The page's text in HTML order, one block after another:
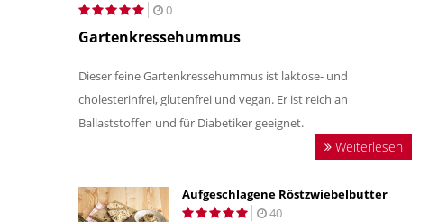
0
Gartenkressehummus
Dieser feine Gartenkressehummus ist laktose- und
cholesterinfrei, glutenfrei und vegan. Er ist reich an
Ballaststoffen und für Diabetiker geeignet.
Weiterlesen
Aufgeschlagene Röstzwiebelbutter
40